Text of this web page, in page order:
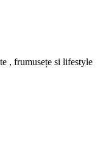
, frumusețe si lifestyle